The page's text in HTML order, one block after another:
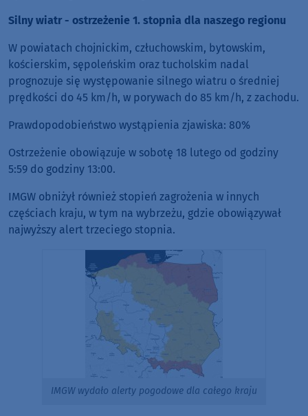
Silny wiatr - ostrzeżenie 1. stopnia dla naszego regionu
W powiatach chojnickim, człuchowskim, bytowskim,
kościerskim, sępoleńskim oraz tucholskim nadal
prognozuje się występowanie silnego wiatru o średniej
prędkości do 45 km/h, w porywach do 85 km/h, z zachodu.
Prawdopodobieństwo wystąpienia zjawiska: 80%
Ostrzeżenie obowiązuje w sobotę 18 lutego od godziny
5:59 do godziny 13:00.
IMGW obniżył również stopień zagrożenia w innych
częściach kraju, w tym na wybrzeżu, gdzie obowiązywał
najwyższy alert trzeciego stopnia.
IMGW wydało alerty pogodowe dla całego kraju